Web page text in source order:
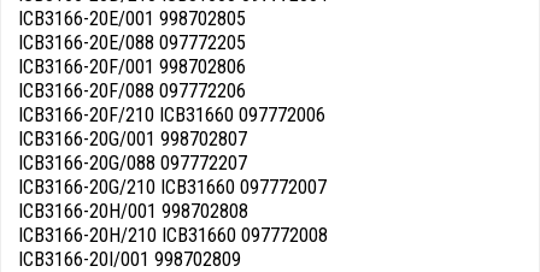
ICB3166-20E/001 998702805
ICB3166-20E/088 097772205
ICB3166-20F/001 998702806
ICB3166-20F/088 097772206
ICB3166-20F/210 ICB31660 097772006
ICB3166-20G/001 998702807
ICB3166-20G/088 097772207
ICB3166-20G/210 ICB31660 097772007
ICB3166-20H/001 998702808
ICB3166-20H/210 ICB31660 097772008
ICB3166-20I/001 998702809